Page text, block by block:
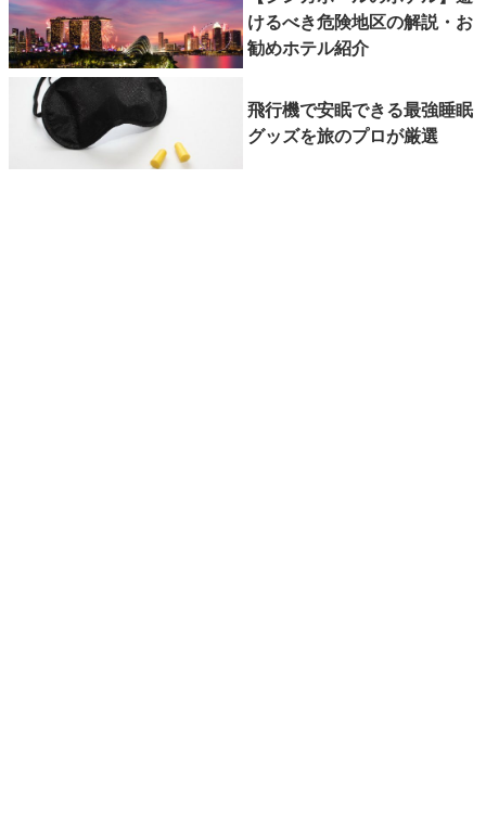
けるべき危険地区の解説・お
勧めホテル紹介
飛行機で安眠できる最強睡眠
グッズを旅のプロが厳選